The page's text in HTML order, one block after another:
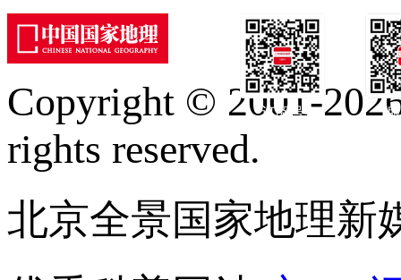
订阅号
Copyright © 2001-
rights reserved.
北京全景国家地理新